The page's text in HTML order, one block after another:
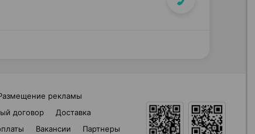
рекламы
договор
Доставка
Вакансии
Партнеры